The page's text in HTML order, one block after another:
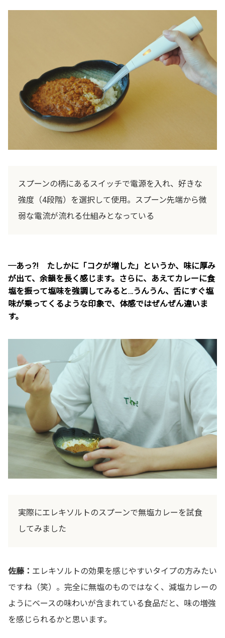
スプーンの柄にあるスイッチで電源を入れ、好きな
強度（4段階）を選択して使用。スプーン先端から微
弱な電流が流れる仕組みとなっている
─あっ?! たしかに「コクが増した」というか、味に厚み
が出て、余韻を長く感じます。さらに、あえてカレーに食
塩を振って塩味を強調してみると…うんうん、舌にすぐ塩
味が乗ってくるような印象で、体感ではぜんぜん違いま
す。
実際にエレキソルトのスプーンで無塩カレーを試食
してみました
佐藤： エレキソルトの効果を感じやすいタイプの方みたい
ですね（笑）。完全に無塩のものではなく、減塩カレーの
ようにベースの味わいが含まれている食品だと、味の増強
を感じられるかと思います。